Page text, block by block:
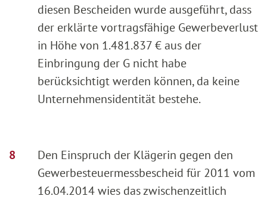
diesen Bescheiden wurde ausgeführt, dass
der erklärte vortragsfähige Gewerbeverlust
in Höhe von 1.481.837 € aus der
Einbringung der G nicht habe
berücksichtigt werden können, da keine
Unternehmensidentität bestehe.
Den Einspruch der Klägerin gegen den
Gewerbesteuermessbescheid für 2011 vom
16.04.2014 wies das zwischenzeitlich